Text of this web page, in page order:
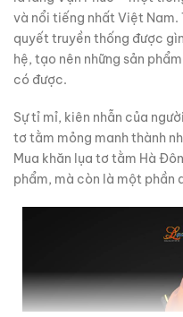
và nổi tiếng nhất Việt Nam.
quyết truyền thống được
hệ, tạo nên những sản
có được.
Sự tỉ mỉ, kiên nhẫn của
tơ tằm mỏng manh thành
Mua khăn lụa tơ tằm Hà
phẩm, mà còn là một phần